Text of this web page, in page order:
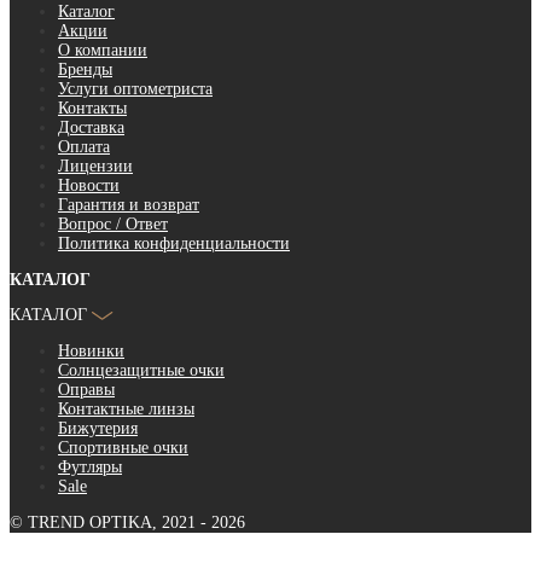
Каталог
Акции
О компании
Бренды
Услуги оптометриста
Контакты
Доставка
Оплата
Лицензии
Новости
Гарантия и возврат
Вопрос / Ответ
Политика конфиденциальности
КАТАЛОГ
КАТАЛОГ
Новинки
Солнцезащитные очки
Оправы
Контактные линзы
Бижутерия
Спортивные очки
Футляры
Sale
© TREND OPTIKA, 2021 - 2026